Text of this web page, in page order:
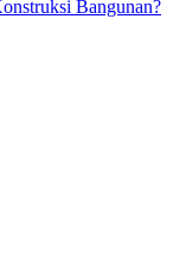
Bangunan?